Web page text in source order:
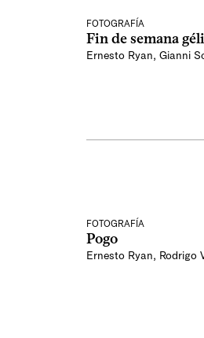
FOTOGRAFÍA
Fin de semana
Ernesto Ryan, Gianni
FOTOGRAFÍA
Pogo
Ernesto Ryan, Rodrigo